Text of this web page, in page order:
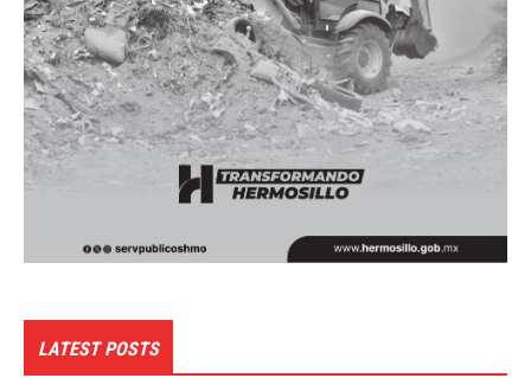
LATEST POSTS